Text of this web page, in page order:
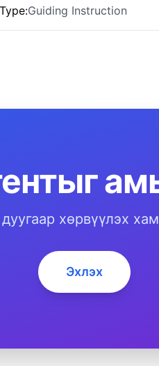
Type:Guiding Instruction
хөрвүүлэх
Эхлэх